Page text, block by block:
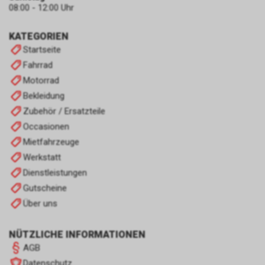
KATEGORIEN
Startseite
Fahrrad
Motorrad
Bekleidung
Zubehör / Ersatzteile
Occasionen
Mietfahrzeuge
Werkstatt
Dienstleistungen
Gutscheine
Über uns
NÜTZLICHE INFORMATIONEN
AGB
08:00 - 12:00 Uhr